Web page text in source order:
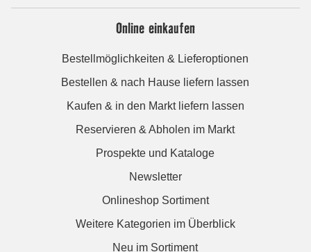
Online einkaufen
Bestellmöglichkeiten & Lieferoptionen
Bestellen & nach Hause liefern lassen
Kaufen & in den Markt liefern lassen
Reservieren & Abholen im Markt
Prospekte und Kataloge
Newsletter
Onlineshop Sortiment
Weitere Kategorien im Überblick
Neu im Sortiment